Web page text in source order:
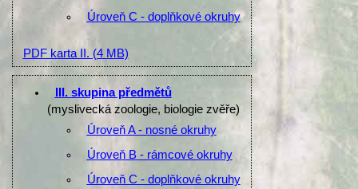
Úroveň C - doplňkové okruhy
PDF karta II. (4 MB)
III. skupina předmětů
(myslivecká zoologie, biologie zvěře)
Úroveň A - nosné okruhy
Úroveň B - rámcové okruhy
Úroveň C - doplňkové okruhy